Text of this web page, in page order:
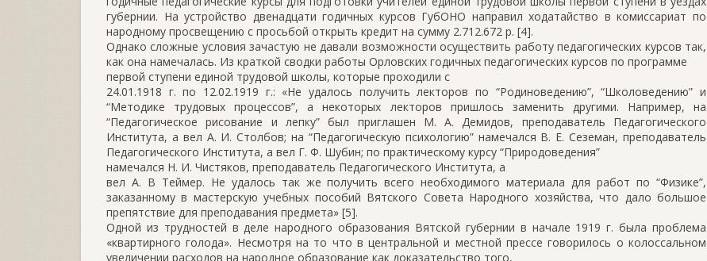
губернии. На устройство двенадцати годичных курсов ГубОНО направил ходатайство в комиссариат по
народному просвещению с просьбой открыть кредит на сумму 2.712.672 р. [4].
Однако сложные условия зачастую не давали возможности осуществить работу педагогических курсов так,
как она намечалась. Из краткой сводки работы Орловских годичных педагогических курсов по программе
первой ступени единой трудовой школы, которые проходили с
24.01.1918 г. по 12.02.1919 г.: «Не удалось получить лекторов по “Родиноведению”, “Школоведению” и
“Методике трудовых процессов”, а некоторых лекторов пришлось заменить другими. Например, на
“Педагогическое рисование и лепку” был приглашен М. А. Демидов, преподаватель Педагогического
Института, а вел А. И. Столбов; на “Педагогическую психологию” намечался В. Е. Сеземан, преподаватель
Педагогического Института, а вел Г. Ф. Шубин; по практическому курсу “Природоведения”
намечался Н. И. Чистяков, преподаватель Педагогического Института, а
вел А. В Теймер. Не удалось так же получить всего необходимого материала для работ по “Физике”,
заказанному в мастерскую учебных пособий Вятского Совета Народного хозяйства, что дало большое
препятствие для преподавания предмета» [5].
Одной из трудностей в деле народного образования Вятской губернии в начале 1919 г. была проблема
«квартирного голода». Несмотря на то что в центральной и местной прессе говорилось о колоссальном
увеличении расходов на народное образование как доказательство того,